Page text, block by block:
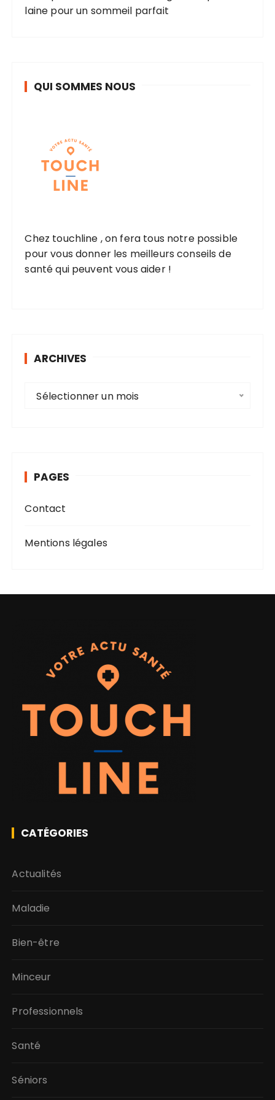
laine pour un sommeil parfait
QUI SOMMES NOUS
Chez touchline , on fera tous notre possible
pour vous donner les meilleurs conseils de
santé qui peuvent vous aider !
ARCHIVES
e
Sélectionner un mois
PAGES
Contact
Mentions légales
CATÉGORIES
Actualités
Maladie
Bien-être
Minceur
Professionnels
Santé
Séniors